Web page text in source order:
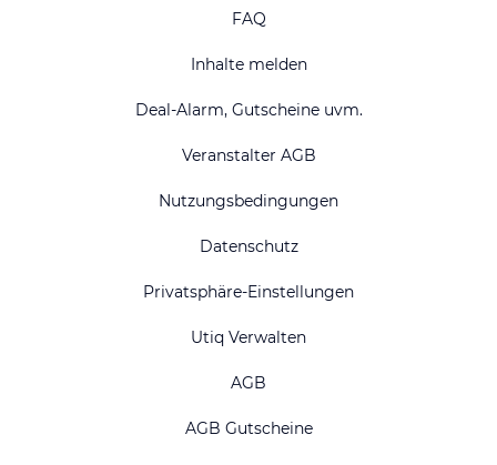
FAQ
Inhalte melden
Deal-Alarm, Gutscheine uvm.
Veranstalter AGB
Nutzungsbedingungen
Datenschutz
Privatsphäre-Einstellungen
Utiq Verwalten
AGB
AGB Gutscheine